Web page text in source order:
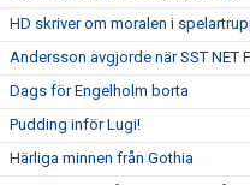
HD skriver om moralen i
Andersson avgjorde när SST NET
Dags för Engelholm borta
Pudding inför Lugi!
Härliga minnen från Gothia